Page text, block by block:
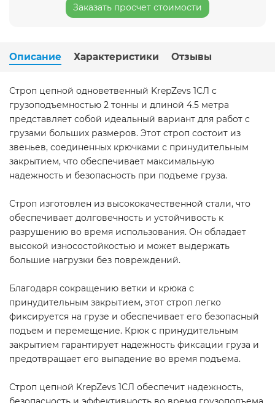
Заказать просчет стоимости
Описание Характеристики Отзывы
Строп цепной одноветвенный KrepZevs 1СЛ с
грузоподъемностью 2 тонны и длиной 4.5 метра
представляет собой идеальный вариант для работ с
грузами больших размеров. Этот строп состоит из
звеньев, соединенных крючками с принудительным
закрытием, что обеспечивает максимальную
надежность и безопасность при подъеме груза.
Строп изготовлен из высококачественной стали, что
обеспечивает долговечность и устойчивость к
разрушению во время использования. Он обладает
высокой износостойкостью и может выдержать
большие нагрузки без повреждений.
Благодаря сокращению ветки и крюка с
принудительным закрытием, этот строп легко
фиксируется на грузе и обеспечивает его безопасный
подъем и перемещение. Крюк с принудительным
закрытием гарантирует надежность фиксации груза и
предотвращает его выпадение во время подъема.
Строп цепной KrepZevs 1СЛ обеспечит надежность,